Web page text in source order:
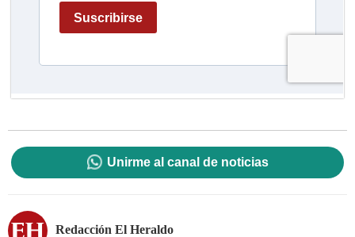
Unirme al canal de noticias
Redacción El Heraldo